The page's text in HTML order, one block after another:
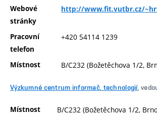
Webové
stránky
http://www.fit.vutbr.cz/
Pracovní
telefon
+420 54114 1239
Místnost B/C232 (Božetěchova 1/2,
Výzkumné centrum informač. technologií,
Místnost B/C232 (Božetěchova 1/2,